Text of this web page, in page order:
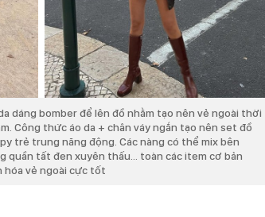
dáng bomber để lên đồ nhằm tạo nên vẻ ngoài thời
Công thức áo da + chân váy ngắn tạo nên set đồ
trẻ trung năng động. Các nàng có thể mix bên
quần tất đen xuyên thấu... toàn các item cơ bản
hóa vẻ ngoài cực tốt